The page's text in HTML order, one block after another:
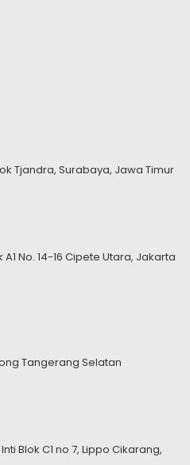
Tjandra, Surabaya, Jawa Timur
A1 No. 14-16 Cipete Utara, Jakarta
Tangerang Selatan
Blok C1 no 7, Lippo Cikarang,